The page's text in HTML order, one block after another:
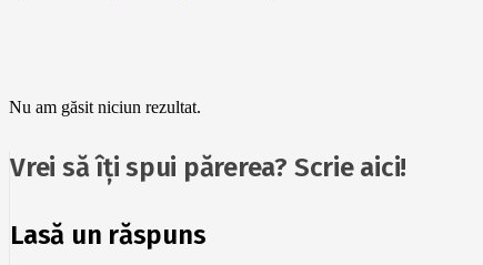
Nu am găsit niciun rezultat.
Vrei să îți spui părerea? Scrie aici!
Lasă un răspuns